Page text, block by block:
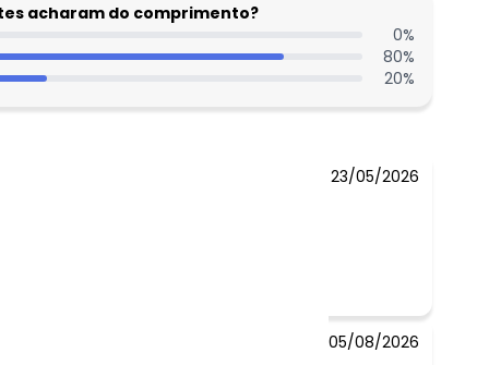
acharam do comprimento?
0%
80%
20%
23/05/2026
05/08/2026